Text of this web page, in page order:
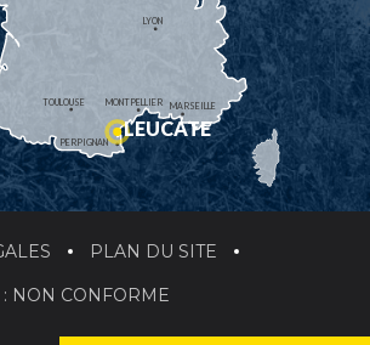
MONTPELLIER
PERPIGNAN
MARSEILLE
TOULOUSE
LYON
LEUCATE
PLAN DU SITE
NON CONFORME